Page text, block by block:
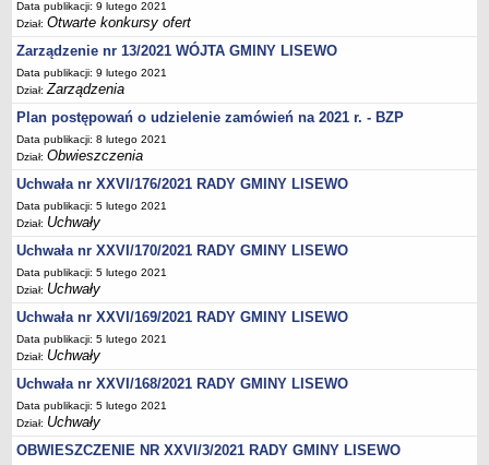
Raport o stanie Gminy
Rejestr instytucji kultury
Regulamin akcji konkursowej typu krzyżówka
URZĄD GMINY
Wójt
Zastępca Wójta
Urząd gminy
Zadania publiczne
Stan zatrudnienia
Ochrona danych osobowych
Klauzule informacyjne
RADA GMINY
Transmisja z obrad
Posiedzenia
Imienny wykaz głosowań radnych
Skład Rady
Projekty uchwał
Data publikacji: 9 lutego 2021
Dział:Otwarte konkursy ofert
Zarządzenie nr 13/2021 WÓJTA GMINY LISEWO
Data publikacji: 9 lutego 2021
Dział:Zarządzenia
Plan postępowań o udzielenie zamówień na 2021 r. - BZP
Data publikacji: 8 lutego 2021
Dział:Obwieszczenia
Uchwała nr XXVI/176/2021 RADY GMINY LISEWO
Data publikacji: 5 lutego 2021
Dział: Uchwały
Uchwała nr XXVI/170/2021 RADY GMINY LISEWO
Data publikacji: 5 lutego 2021
Dział: Uchwały
Uchwała nr XXVI/169/2021 RADY GMINY LISEWO
Data publikacji: 5 lutego 2021
Dział: Uchwały
Uchwała nr XXVI/168/2021 RADY GMINY LISEWO
Data publikacji: 5 lutego 2021
Dział: Uchwały
OBWIESZCZENIE NR XXVI/3/2021 RADY GMINY LISEWO